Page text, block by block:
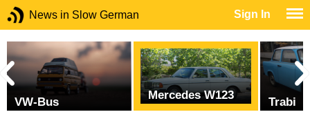
News in Slow German Sign In
VW-Bus Mercedes W123 Trabi